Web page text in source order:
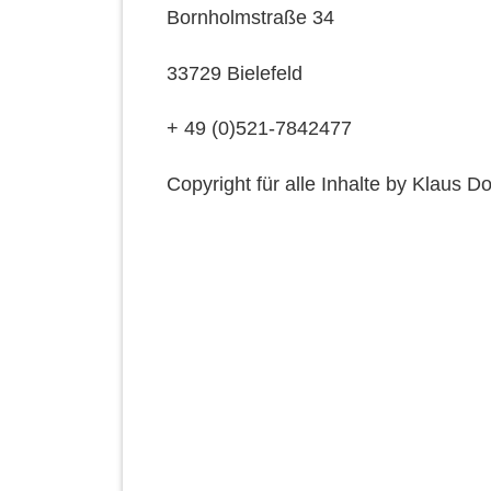
Bornholmstraße 34
33729 Bielefeld
+ 49 (0)521-7842477
Copyright für alle Inhalte by Klaus